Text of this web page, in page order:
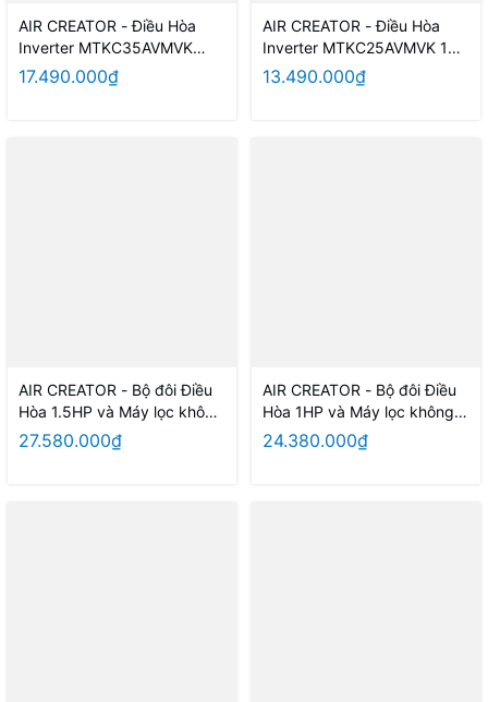
AIR CREATOR - Điều Hòa
Inverter MTKC35AVMVK
1.5HP (Màu Đen)
17.490.000₫
AIR CREATOR - Điều Hòa
Inverter MTKC25AVMVK 1HP
(Màu Đen)
13.490.000₫
AIR CREATOR - Bộ đôi Điều
Hòa 1.5HP và Máy lọc không
khí khuếch tán hương thơm
27.580.000₫
AIR CREATOR - Bộ đôi Điều
Hòa 1HP và Máy lọc không
khí khuếch tán hương thơm
24.380.000₫